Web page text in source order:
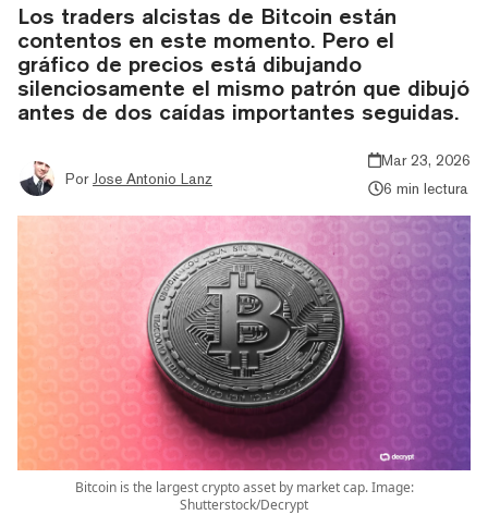
Los traders alcistas de Bitcoin están
contentos en este momento. Pero el
gráfico de precios está dibujando
silenciosamente el mismo patrón que dibujó
antes de dos caídas importantes seguidas.
Por Jose Antonio Lanz
Mar 23, 2026
6 min lectura
Bitcoin is the largest crypto asset by market cap. Image:
Shutterstock/Decrypt